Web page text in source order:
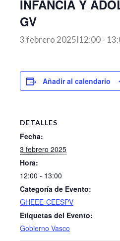
INFANCIA Y
GV
3 febrero 2025I12:00-
Añadir al calendario
DETALLES
Fecha:
3 febrero 2025
Hora:
12:00 - 13:00
Categoría de Evento:
GHEEE-CEESPV
Etiquetas del Evento:
Gobierno Vasco